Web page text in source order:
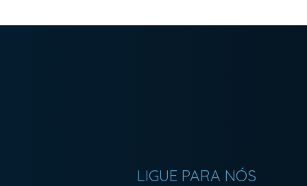
LIGUE PARA NÓS